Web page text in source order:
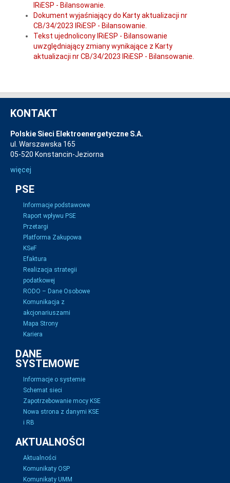
IRiESP - Bilansowanie.
Dokument wyjaśniający do Karty aktualizacji nr
CB/34/2023 IRiESP - Bilansowanie.
Tekst ujednolicony IRiESP - Bilansowanie
uwzględniający zmiany wynikające z Karty
aktualizacji nr CB/34/2023 IRiESP - Bilansowanie.
KONTAKT
Polskie Sieci Elektroenergetyczne S.A.
ul. Warszawska 165
05-520 Konstancin-Jeziorna
więcej
PSE
Informacje podstawowe
Raport wpływu PSE
Przetargi
Platforma Zakupowa
KSeF
Efaktura
Realizacja strategii
podatkowej
RODO – Dane Osobowe
Komunikacja z
akcjonariuszami
Mapa Strony
Kariera
DANE
SYSTEMOWE
Informacje o systemie
Schemat sieci
Zapotrzebowanie mocy KSE
Nowa strona z danymi KSE
i RB
AKTUALNOŚCI
Aktualności
Komunikaty OSP
Komunikaty UMM